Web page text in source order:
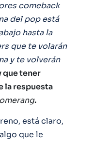
comeback
del pop está
hasta la
que te volarán
y te volverán
que tener
la respuesta
.
está claro,
que le